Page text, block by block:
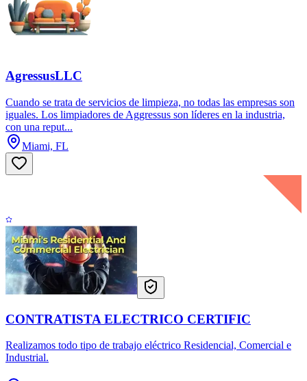
AgressusLLC
Cuando se trata de servicios de limpieza, no todas las empresas son
iguales. Los limpiadores de Aggressus son líderes en la industria,
con una reput...
Miami, FL
CONTRATISTA ELECTRICO CERTIFIC
Realizamos todo tipo de trabajo eléctrico Residencial, Comercial e
Industrial.